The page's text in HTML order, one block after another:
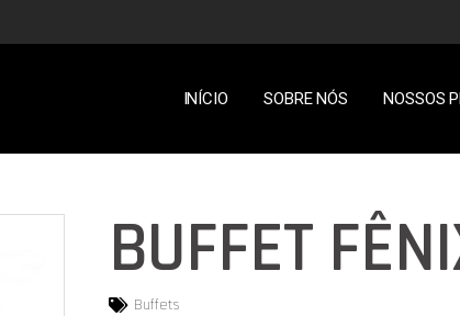
INÍCIO SOBRE NÓS NOSSOS
BUFFET
Buffets